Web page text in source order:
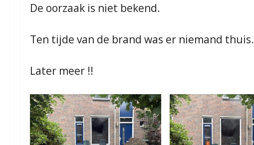
De oorzaak is niet bekend.
Ten tijde van de brand was er niemand thuis.
Later meer !!